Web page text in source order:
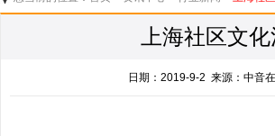
上海社区文
日期：2019-9-2 来源：中音